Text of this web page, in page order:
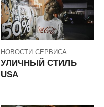
НОВОСТИ СЕРВИСА
УЛИЧНЫЙ СТИЛЬ
USA